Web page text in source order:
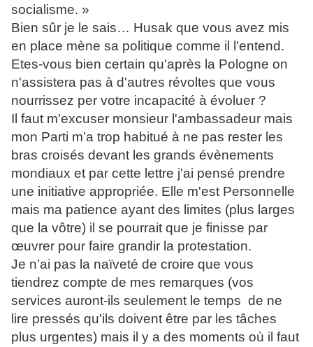
socialisme. »
Bien sûr je le sais… Husak que vous avez mis
en place mène sa politique comme il l'entend.
Etes-vous bien certain qu'après la Pologne on
n'assistera pas à d'autres révoltes que vous
nourrissez per votre incapacité à évoluer ?
Il faut m'excuser monsieur l'ambassadeur mais
mon Parti m’a trop habitué à ne pas rester les
bras croisés devant les grands évènements
mondiaux et par cette lettre j'ai pensé prendre
une initiative appropriée. Elle m'est Personnelle
mais ma patience ayant des limites (plus larges
que la vôtre) il se pourrait que je finisse par
œuvrer pour faire grandir la protestation.
Je n’ai pas la naïveté de croire que vous
tiendrez compte de mes remarques (vos
services auront-ils seulement le temps de ne
lire pressés qu'ils doivent être par les tâches
plus urgentes) mais il y a des moments où il faut